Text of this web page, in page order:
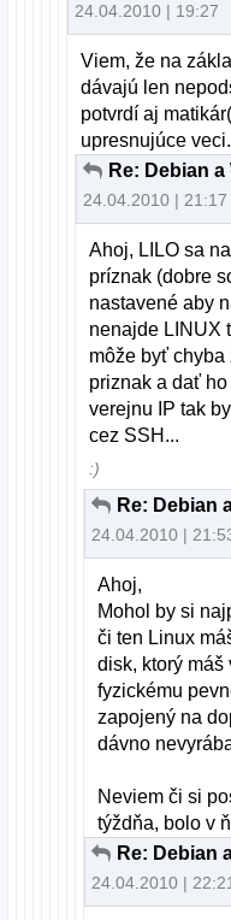
24.04.2010 | 19:27
Viem, že na
dávajú len
potvrdí aj
upresnujúce
24.04.2010 | 21:17
Ahoj, LILO sa
príznak (dobre
nastavené aby
nenajde LINUX
môže byť chyba
priznak a dať ho
verejnu IP tak
cez SSH...
:)
24.04.2010 |
Ahoj,
Mohol by si
či ten Linux
disk, ktorý máš
fyzickému
zapojený na
dávno
Neviem či si
týždňa, bolo v
24.04.2010 | 22:21